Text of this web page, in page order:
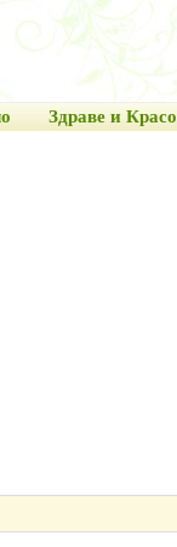
Здраве и